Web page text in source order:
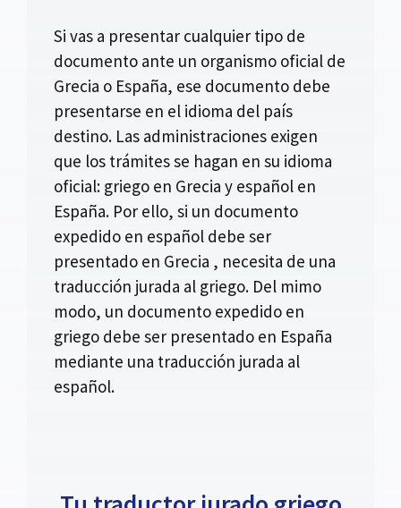
Si vas a presentar cualquier tipo de
documento ante un organismo oficial de
Grecia o España, ese documento debe
presentarse en el idioma del país
destino. Las administraciones exigen
que los trámites se hagan en su idioma
oficial: griego en Grecia y español en
España. Por ello, si un documento
expedido en español debe ser
presentado en Grecia , necesita de una
traducción jurada al griego. Del mimo
modo, un documento expedido en
griego debe ser presentado en España
mediante una traducción jurada al
español.